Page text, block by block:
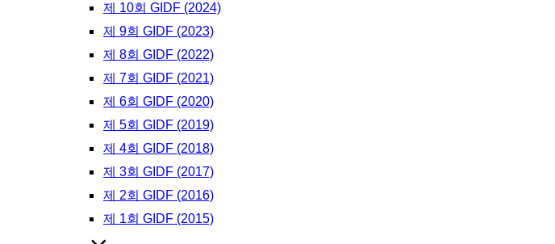
제 10회 GIDF (2024)
제 9회 GIDF (2023)
제 8회 GIDF (2022)
제 7회 GIDF (2021)
제 6회 GIDF (2020)
제 5회 GIDF (2019)
제 4회 GIDF (2018)
제 3회 GIDF (2017)
제 2회 GIDF (2016)
제 1회 GIDF (2015)